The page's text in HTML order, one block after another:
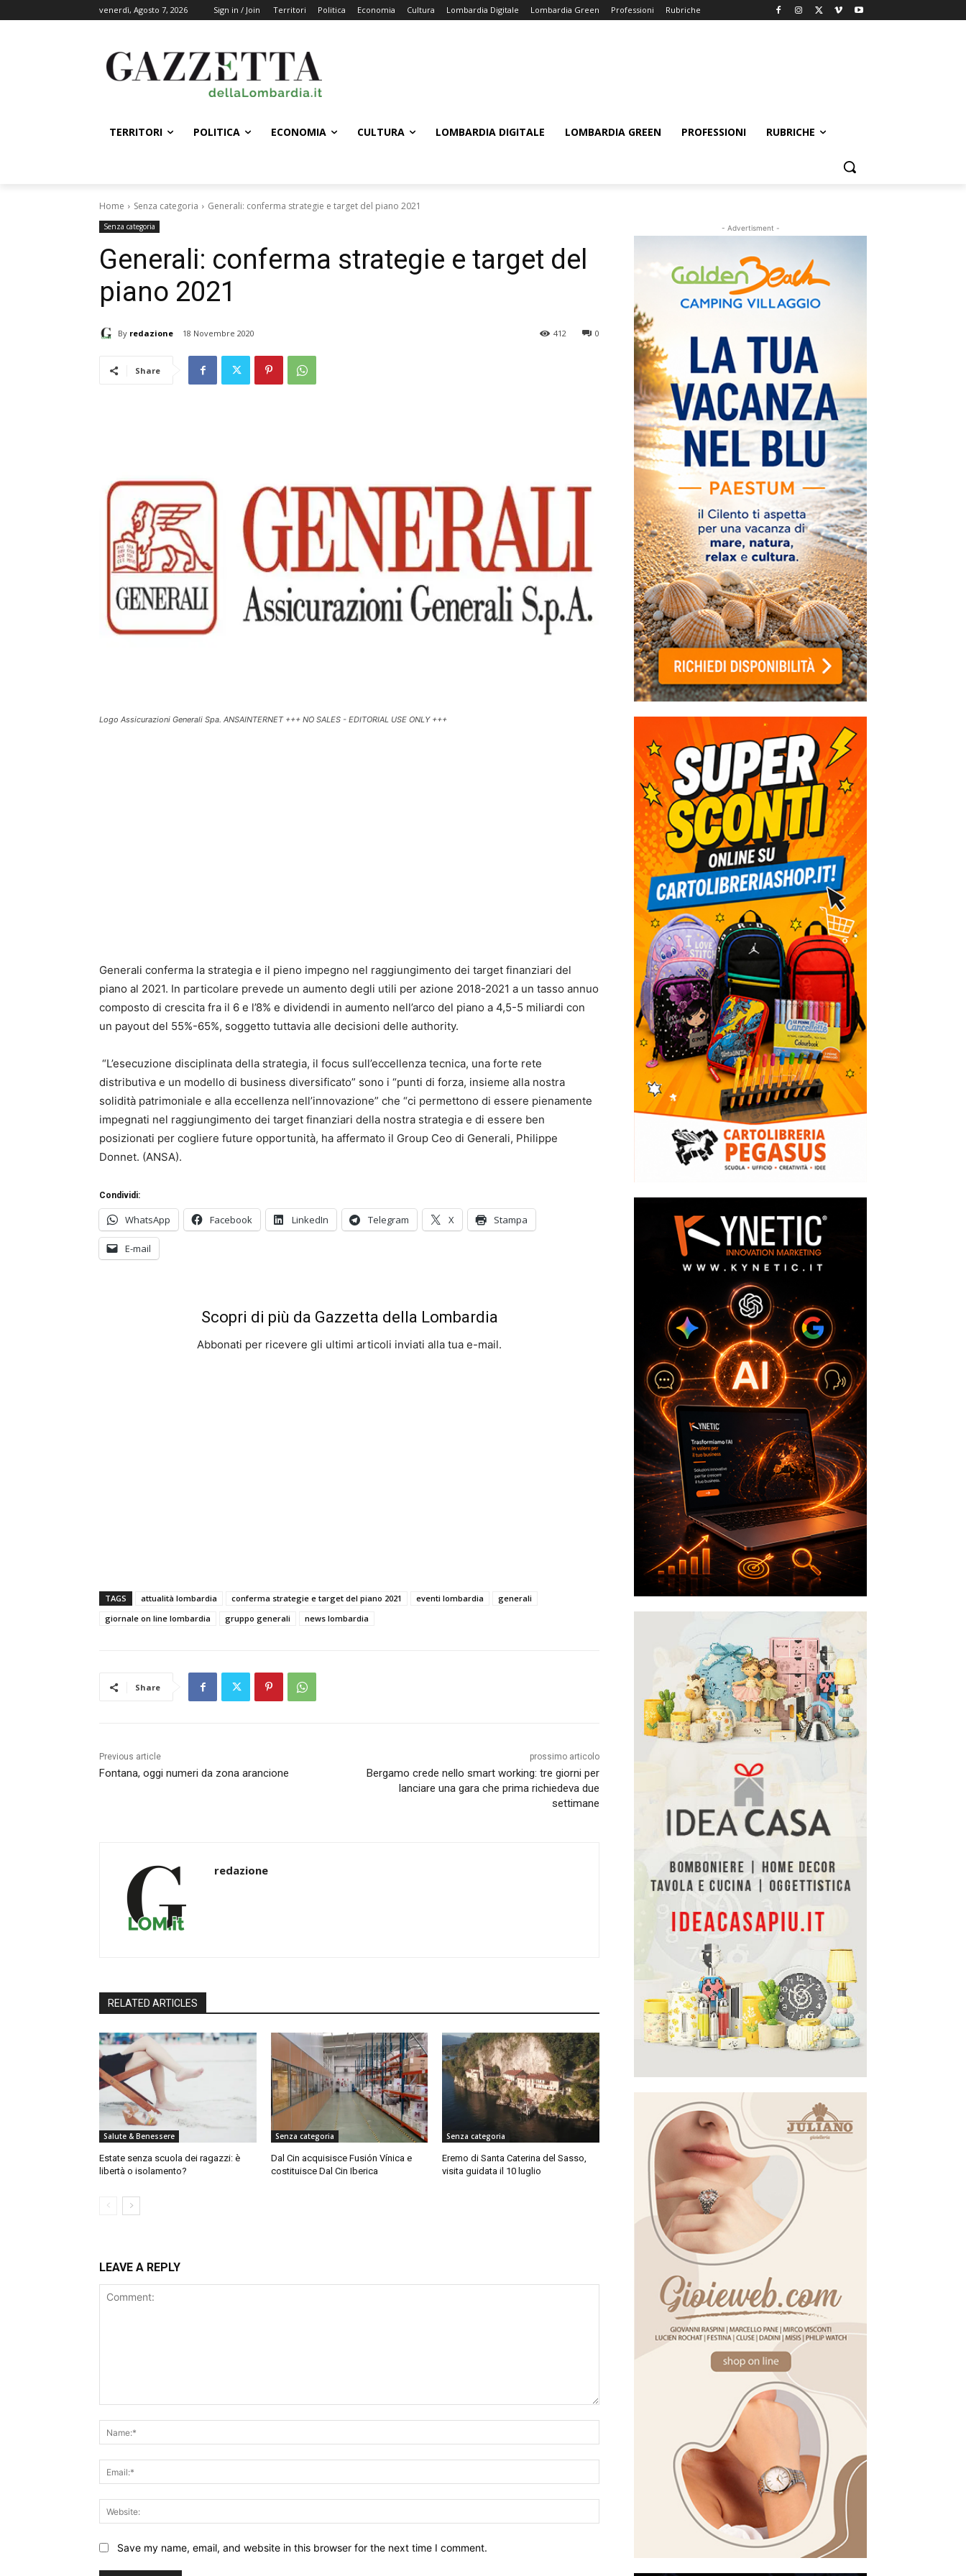
venerdì, Agosto 7, 2026 Sign in / Join Territori Politica Economia Cultura Lombardia Digitale Lombardia Green Professioni Rubriche
TERRITORI POLITICA ECONOMIA CULTURA LOMBARDIA DIGITALE LOMBARDIA GREEN PROFESSIONI RUBRICHE
Home Senza categoria Generali: conferma strategie e target del piano 2021
Senza categoria
Generali: conferma strategie e target del
piano 2021
By redazione 18 Novembre 2020 0
412
Share
Logo Assicurazioni Generali Spa. ANSAINTERNET +++ NO SALES - EDITORIAL USE ONLY +++
Generali conferma la strategia e il pieno impegno nel raggiungimento dei target finanziari del
piano al 2021. In particolare prevede un aumento degli utili per azione 2018-2021 a un tasso annuo
composto di crescita fra il 6 e l’8% e dividendi in aumento nell’arco del piano a 4,5-5 miliardi con
un payout del 55%-65%, soggetto tuttavia alle decisioni delle authority.
“L’esecuzione disciplinata della strategia, il focus sull’eccellenza tecnica, una forte rete
distributiva e un modello di business diversificato” sono i “punti di forza, insieme alla nostra
solidità patrimoniale e alla eccellenza nell’innovazione” che “ci permettono di essere pienamente
impegnati nel raggiungimento dei target finanziari della nostra strategia e di essere ben
posizionati per cogliere future opportunità, ha affermato il Group Ceo di Generali, Philippe
Donnet. (ANSA).
Condividi:
WhatsApp Facebook LinkedIn Telegram X Stampa
E-mail
Scopri di più da Gazzetta della Lombardia
Abbonati per ricevere gli ultimi articoli inviati alla tua e-mail.
TAGS attualità lombardia conferma strategie e target del piano 2021 eventi lombardia
generali
giornale on line lombardia
gruppo generali news lombardia
Share
Previous article
Fontana, oggi numeri da zona arancione
prossimo articolo
Bergamo crede nello smart working: tre giorni per
lanciare una gara che prima richiedeva due
settimane
redazione
RELATED ARTICLES
Salute & Benessere
Estate senza scuola dei ragazzi: è
libertà o isolamento?
Senza categoria
Dal Cin acquisisce Fusión Vínica e
costituisce Dal Cin Iberica
Senza categoria
Eremo di Santa Caterina del Sasso,
visita guidata il 10 luglio
LEAVE A REPLY
Save my name, email, and website in this browser for the next time I comment.
- Advertisment -